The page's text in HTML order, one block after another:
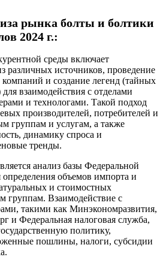
рынка болты и болтики
2024 г.:
среды включает
различных источников, проведение
компаний и создание легенд (тайных
взаимодействия с отделами
и технологами. Такой подход
производителей, потребителей и
группам и услугам, а также
динамику спроса и
тренды.
анализ базы Федеральной
объемов импорта и
и стоимостных
группам. Взаимодействие с
такими как Минэкономразвития,
и Федеральная налоговая служба,
политику,
пошлины, налоги, субсидии